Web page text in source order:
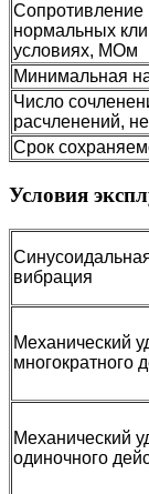
Сопротивление
нормальных
условиях, МОм
Минимальная
Число
расчленений,
Срок
Условия
вибрация
Механический
многократного
Механический
одиночного